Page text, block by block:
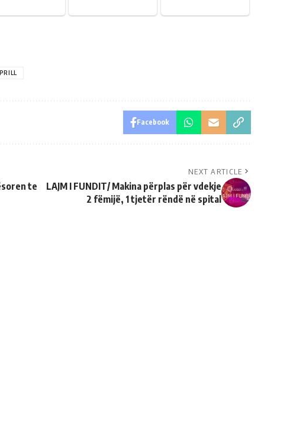
PRILL
Facebook
te
NEXT ARTICLE
LAJM I FUNDIT/ Makina përplas për vdekje
2 fëmijë, 1 tjetër rëndë në spital